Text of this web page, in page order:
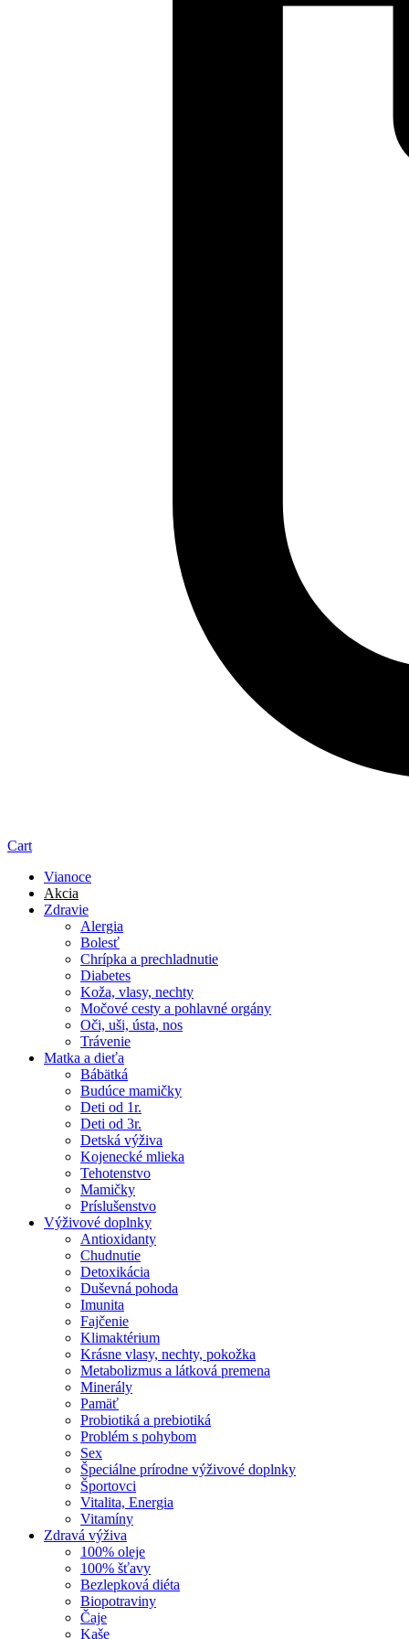
Cart
Vianoce
Akcia
Zdravie
Alergia
Bolesť
Chrípka a prechladnutie
Diabetes
Koža, vlasy, nechty
Močové cesty a pohlavné orgány
Oči, uši, ústa, nos
Trávenie
Matka a dieťa
Bábätká
Budúce mamičky
Deti od 1r.
Deti od 3r.
Detská výživa
Kojenecké mlieka
Tehotenstvo
Mamičky
Príslušenstvo
Výživové doplnky
Antioxidanty
Chudnutie
Detoxikácia
Duševná pohoda
Imunita
Fajčenie
Klimaktérium
Krásne vlasy, nechty, pokožka
Metabolizmus a látková premena
Minerály
Pamäť
Probiotiká a prebiotiká
Problém s pohybom
Sex
Špeciálne prírodne výživové doplnky
Športovci
Vitalita, Energia
Vitamíny
Zdravá výživa
100% oleje
100% šťavy
Bezlepková diéta
Biopotraviny
Čaje
Kaše